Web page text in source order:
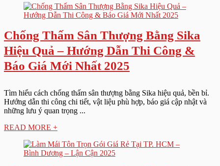
Chống Thấm Sân Thượng Bằng Sika
Hiệu Quả – Hướng Dẫn Thi Công &
Báo Giá Mới Nhất 2025
Tìm hiểu cách chống thấm sân thượng bằng Sika hiệu quả, bền bỉ.
Hướng dẫn thi công chi tiết, vật liệu phù hợp, báo giá cập nhật và
những lưu ý quan trọng ...
READ MORE +